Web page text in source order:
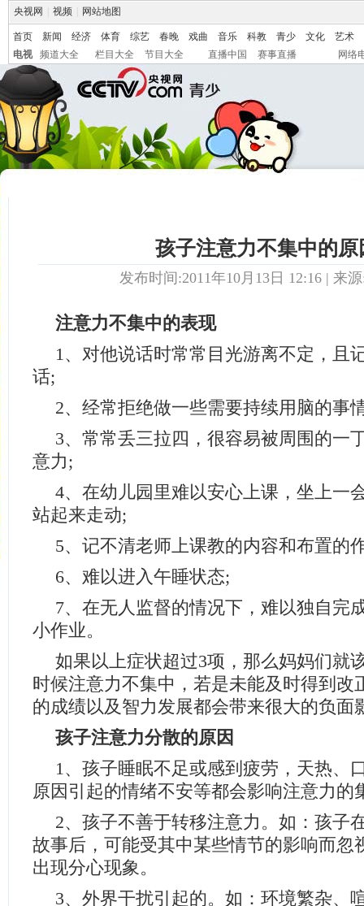
央视网 视频 网站地图
首页 新闻 经济 体育 综艺 春晚 戏曲 音乐 科教 青少 文化
艺术
电视
频道大全 栏目大全 节目大全 直播中国 赛事直播 网络
孩子注意力不集中的原
发布时间:2011年10月13日 12:16 | 来
注意力不集中的表现
1、对他说话时常常目光游离不定，且
话;
2、经常拒绝做一些需要持续用脑的事
3、常常丢三拉四，很容易被周围的一
意力;
4、在幼儿园里难以安心上课，坐上一
站起来走动;
5、记不清老师上课教的内容和布置的
6、难以进入午睡状态;
7、在无人监督的情况下，难以独自完
小作业。
如果以上症状超过3项，那么妈妈们就
时候注意力不集中，若是未能及时得到改
的成绩以及智力发展都会带来很大的负面
孩子注意力分散的原因
1、孩子睡眠不足或感到疲劳，天热、
原因引起的情绪不安等都会影响注意力的
2、孩子不善于转移注意力。如：孩子
故事后，可能受其中某些情节的影响而忽
出现分心现象。
3、外界干扰引起的。如：环境繁杂、